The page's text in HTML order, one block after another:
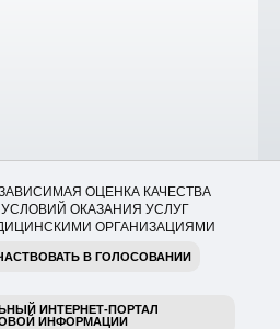
ОЦЕНКА КАЧЕСТВА
УСЛОВИЙ ОКАЗАНИЯ УСЛУГ
ОРГАНИЗАЦИЯМИ
В ГОЛОСОВАНИИ
ИНТЕРНЕТ-ПОРТАЛ
ИНФОРМАЦИИ